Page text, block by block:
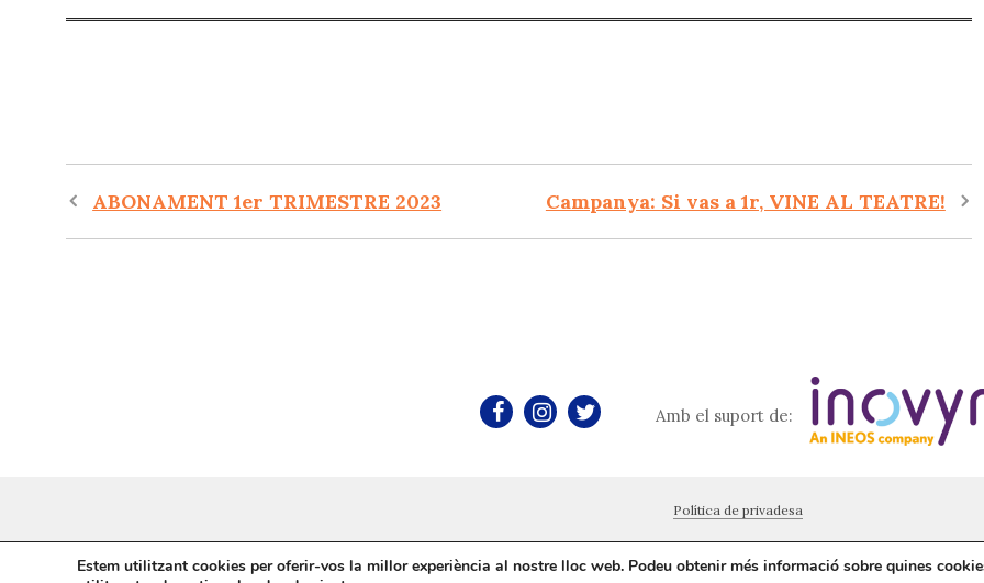
Navegació
ABONAMENT 1er TRIMESTRE 2023 Campanya: Si vas a 1r, VINE AL TEATRE!
Amb el suport de:
Política de privadesa
© aTotArreu.cat | Webs i notícies d'entitats
Estem utilitzant cookies per oferir-vos la millor experiència al nostre lloc web. Podeu obtenir més informació sobre quines